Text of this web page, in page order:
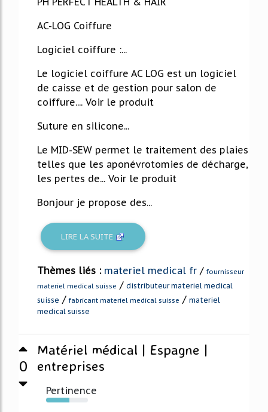
AC-LOG Coiffure
Logiciel coiffure :...
Le logiciel coiffure AC LOG est un logiciel
de caisse et de gestion pour salon de
coiffure.... Voir le produit
Suture en silicone...
Le MID-SEW permet le traitement des plaies
telles que les aponévrotomies de décharge,
les pertes de... Voir le produit
Bonjour je propose des...
LIRE LA SUITE
Thèmes liés : materiel medical fr /fournisseur
materiel medical suisse / distributeur materiel medical
suisse /fabricant materiel medical suisse / materiel
medical suisse
0
Matériel médical | Espagne |
entreprises
Pertinence
55%